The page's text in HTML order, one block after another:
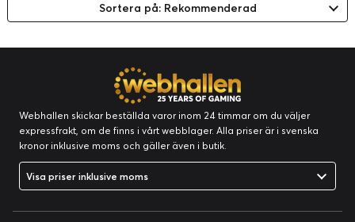
Sortera på: Rekommenderad
Webhallen skickar beställda varor inom 24 timmar om du väljer
expressfrakt, om de finns i vårt webblager. Alla priser är i svenska
kronor inklusive moms och gäller även i butik.
Visa priser inklusive moms